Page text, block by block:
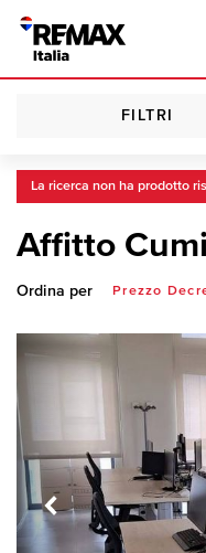
FILTRI
La ricerca non ha prodotto
Affitto
Ordina per